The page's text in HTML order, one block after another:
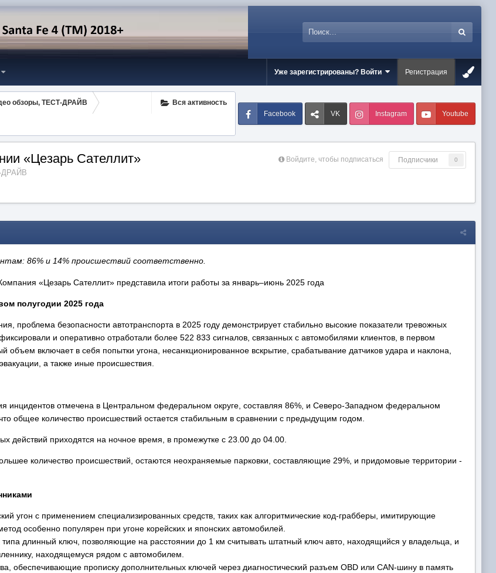
Уже зарегистрированы? Войти Регистрация
Вся активность
обзоры, ТЕСТ-ДРАЙВ
Facebook VK Instagram Youtube
Войдите, чтобы подписаться Подписчики 0
«Цезарь Сателлит»
ДРАЙВ
86% и 14% происшествий соответственно.
полугодии 2025 года
проблема безопасности автотранспорта в 2025 году демонстрирует стабильно высокие показатели тревожных
и оперативно отработали более 522 833 сигналов, связанных с автомобилями клиентов, в первом
объем включает в себя попытки угона, несанкционированное вскрытие, срабатывание датчиков удара и наклона,
а также иные происшествия.
инцидентов отмечена в Центральном федеральном округе, составляя 86%, и Северо-Западном федеральном
общее количество происшествий остается стабильным в сравнении с предыдущим годом.
действий приходятся на ночное время, в промежутке с 23.00 до 04.00.
количество происшествий, остаются неохраняемые парковки, составляющие 29%, и придомовые территории -
угон с применением специализированных средств, таких как алгоритмические код-грабберы, имитирующие
особенно популярен при угоне корейских и японских автомобилей.
типа длинный ключ, позволяющие на расстоянии до 1 км считывать штатный ключ авто, находящийся у владельца, и
находящемуся рядом с автомобилем.
обеспечивающие прописку дополнительных ключей через диагностический разъем OBD или CAN-шину в память